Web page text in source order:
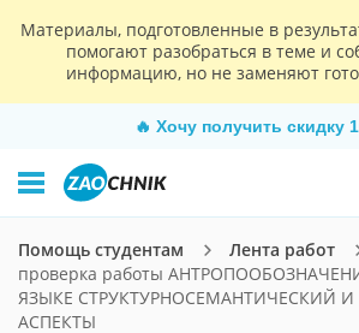
Материалы, подготовленные в
помогают разобраться в теме и
информацию, но не заменяют
🔥 Хочу получить скидку
Помощь студентам
Лента работ
проверка работы
ЯЗЫКЕ СТРУКТУРНОСЕМАНТИЧЕСКИЙ И
АСПЕКТЫ